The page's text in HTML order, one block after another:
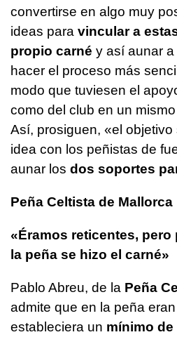
convertirse en algo muy
ideas para vincular a
propio carné y así aunar
hacer el proceso más
modo que tuviesen el
como del club en un
Así, prosiguen, «el objetivo
idea con los peñistas de
aunar los dos soportes
Peña Celtista de Mallorca
«Éramos reticentes,
la peña se hizo el carné»
Pablo Abreu, de la Peña
admite que en la peña eran
estableciera un mínimo de